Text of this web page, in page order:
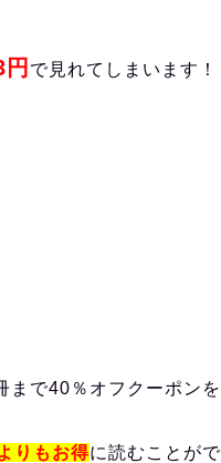
で見れてしまいます！
まで40％オフクーポンを
りもお得に読むことがで